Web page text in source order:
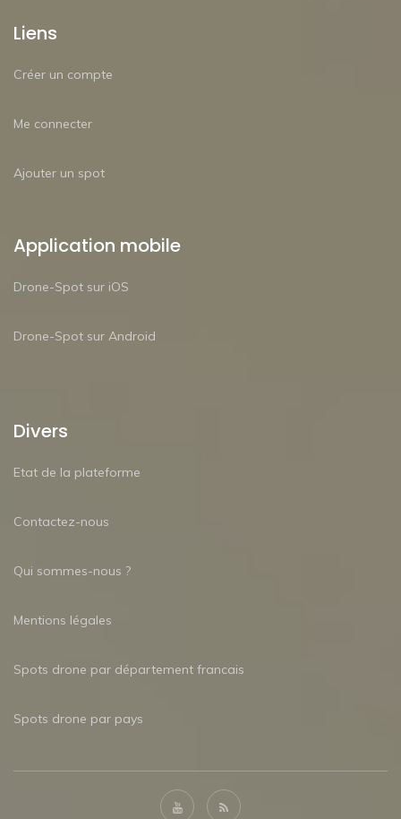
Liens
Créer un compte
Me connecter
Ajouter un spot
Application mobile
Drone-Spot sur iOS
Drone-Spot sur Android
Divers
Etat de la plateforme
Contactez-nous
Qui sommes-nous ?
Mentions légales
Spots drone par département francais
Spots drone par pays